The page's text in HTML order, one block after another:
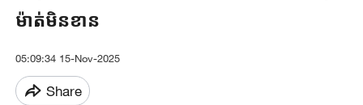
ម៉ាត់មិនខាន
05:09:34 15-Nov-2025
Share